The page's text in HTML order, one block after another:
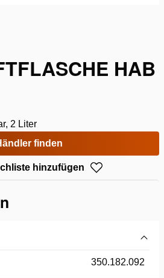
HAB
2 Liter
finden
hinzufügen
350.182.092